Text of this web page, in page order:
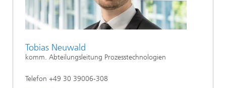
Tobias Neuwald
komm. Abteilungsleitung Prozesstechnologien
Telefon +49 30 39006-308